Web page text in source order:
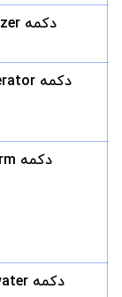
دکمه freezer
دکمه refrigerator
دکمه alarm
دکمه ice/water